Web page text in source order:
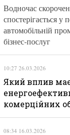
Водночас
спостерігається у
автомобільній
бізнес-послуг
10:27 26.03.2026
Який вплив
комерційних
08:34 16.03.2026